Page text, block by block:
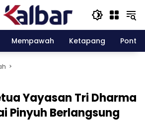
Mempawah Ketapang
Yayasan Tri Dharma
Pinyuh Berlangsung